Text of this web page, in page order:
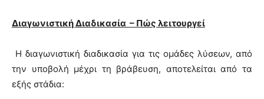
Διαγωνιστική Διαδικασία – Πώς λειτουργεί
Η διαγωνιστική διαδικασία για τις ομάδες λύσεων, από
την υποβολή μέχρι τη βράβευση, αποτελείται από τα
εξής στάδια: